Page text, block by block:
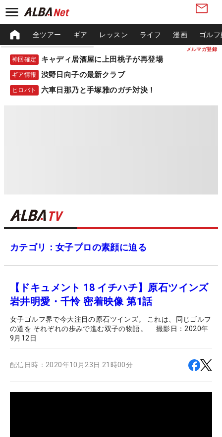
メルマガ登録
全ツアー ギア レッスン ライフ 漫画 ゴル
神回確定 キャディ居酒屋に上田桃子が再登場
ギア情報 渋野日向子の最新クラブ
ヒロバト 六車日那乃と手塚雅のガチ対決！
カテゴリ：女子プロの素顔に迫る
【ドキュメント 18 イチハチ】原石ツインズ
岩井明愛・千怜 密着映像 第1話
女子ゴルフ界で今大注目の原石ツインズ。 これは、同じゴルフ
の道を それぞれの歩みで進む双子の物語。 撮影日：2020年
9月12日
配信日時： 2020年10月23日 21時00分